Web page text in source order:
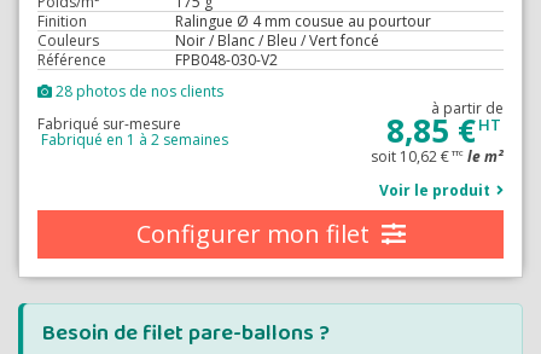
Finition
Ralingue Ø 4 mm cousue au pourtour
Couleurs
Noir / Blanc / Bleu / Vert foncé
Référence
FPB048-030-V2
28 photos de nos clients
à partir de
8,85 €HT
soit 10,62 € TTC le m²
Fabriqué sur-mesure
Fabriqué en 1 à 2 semaines
Voir le produit
Configurer mon filet
Besoin de filet pare-ballons ?